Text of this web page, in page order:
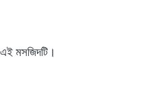
মসজিদটি।